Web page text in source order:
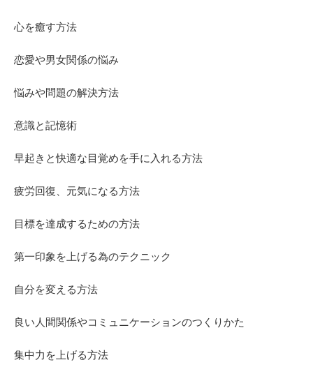
心を癒す方法
恋愛や男女関係の悩み
悩みや問題の解決方法
意識と記憶術
早起きと快適な目覚めを手に入れる方法
疲労回復、元気になる方法
目標を達成するための方法
第一印象を上げる為のテクニック
自分を変える方法
良い人間関係やコミュニケーションのつくりかた
集中力を上げる方法